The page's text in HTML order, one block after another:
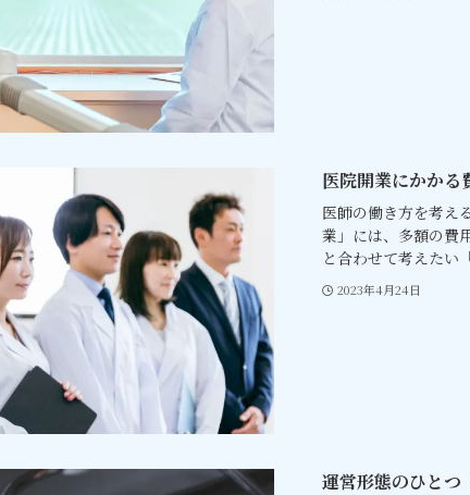
医院開業にかかる
医師の働き方を考え
業」には、多額の費
と合わせて考えたい
2023年4月24日
運営形態のひとつ